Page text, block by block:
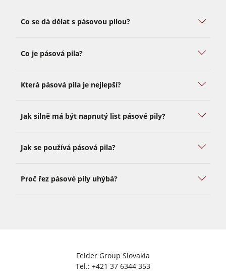
Co se dá dělat s pásovou pilou?
Co je pásová pila?
Která pásová pila je nejlepší?
Jak silně má být napnutý list pásové pily?
Jak se používá pásová pila?
Proč řez pásové pily uhýbá?
Felder Group Slovakia
Tel.: +421 37 6344 353